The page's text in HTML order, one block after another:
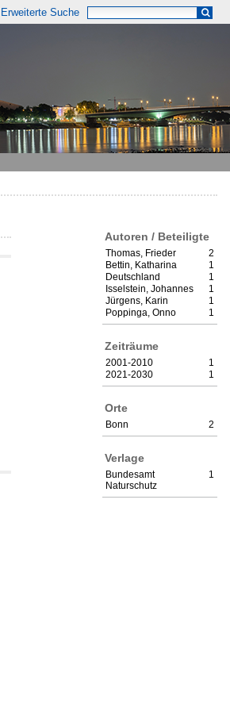
Erweiterte Suche
Autoren / Beteiligte
2
Thomas, Frieder
1
Bettin, Katharina
1
Deutschland
1
Isselstein, Johannes
1
Jürgens, Karin
1
Poppinga, Onno
Zeiträume
1
2001-2010
1
2021-2030
Orte
2
Bonn
Verlage
1
Bundesamt
Naturschutz